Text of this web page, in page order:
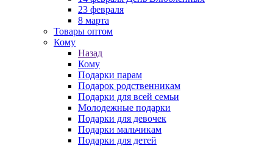
23 февраля
8 марта
Товары оптом
Кому
Назад
Кому
Подарки парам
Подарок родственникам
Подарки для всей семьи
Молодежные подарки
Подарки для девочек
Подарки мальчикам
Подарки для детей